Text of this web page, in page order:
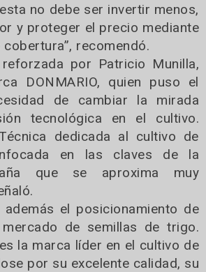
no debe ser invertir menos,
y proteger el precio mediante
recomendó.
por Patricio Munilla,
DONMARIO, quien puso el
de cambiar la mirada
tecnológica en el cultivo.
dedicada al cultivo de
en las claves de la
que se aproxima muy
además el posicionamiento de
de semillas de trigo.
la marca líder en el cultivo de
por su excelente calidad, su